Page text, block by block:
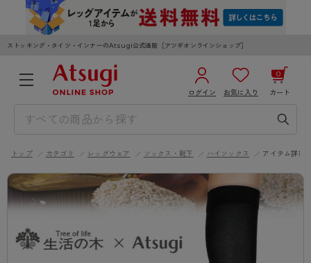
ストッキング・タイツ・インナーのAtsugi公式通販［アツギオンラインショップ］
ログイン お気に入り カート
0
カートを見る
3,980円以上のご購入で送料無料
ログイン／新規会員登録
トップ カテゴリ レッグウェア ソックス・靴下 ハイソックス アイテム詳細